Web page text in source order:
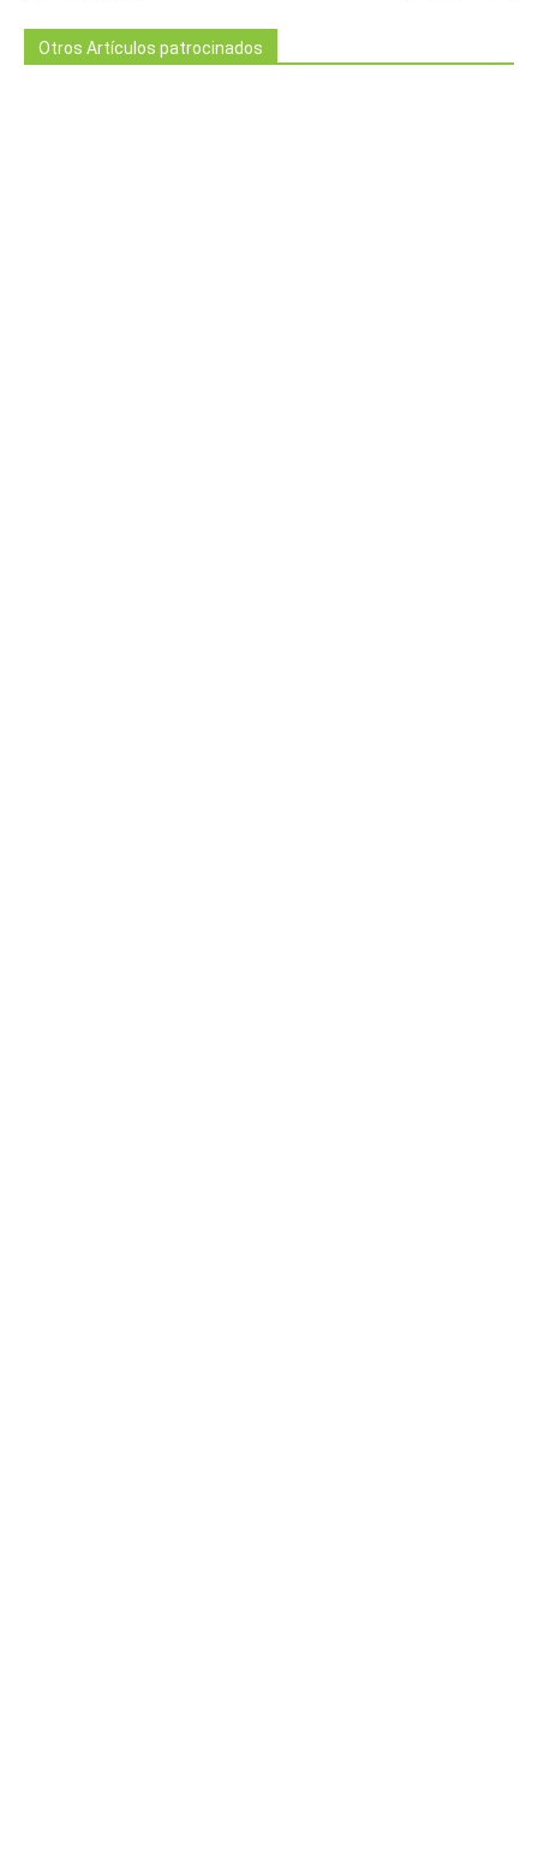
Otros Artículos patrocinados